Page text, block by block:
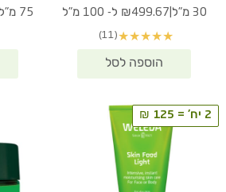
30 מ"ל ₪499.67 ל- 100 מ"ל
★
★
★
★
★
(11)
75 מ"ל
2 יח' = 125 ₪